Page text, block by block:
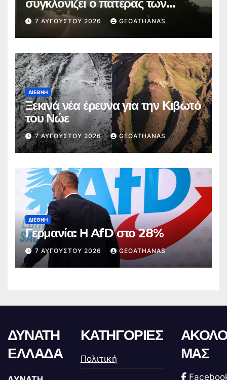
συγκλονίζει ο πατέρας των
θυμάτων
7 ΑΥΓΟΎΣΤΟΥ 2026 GEOATHANAS
ΔΙΕΘΝΉ
Ξεκινά νέα έρευνα για την Κιβωτό
του Νώε
7 ΑΥΓΟΎΣΤΟΥ 2026 GEOATHANAS
ΔΙΕΘΝΉ
Γερμανία: Η AfD στο 28%
7 ΑΥΓΟΎΣΤΟΥ 2026 GEOATHANAS
ΔΥΝΑΤΗ
ΕΛΛΑΔΑ
ΚΑΤΗΓΟΡΙΕΣ
Πολιτική
ΜΑΣ